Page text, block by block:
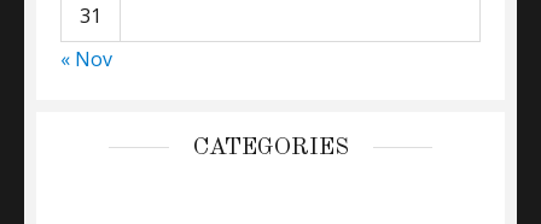
31
« Nov
CATEGORIES